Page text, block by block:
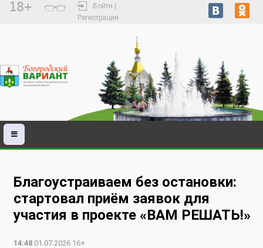
18+
Войти |
Регистрация
Благоустраиваем без остановки:
стартовал приём заявок для
участия в проекте «ВАМ РЕШАТЬ!»
14:48 01.07.2026 16+